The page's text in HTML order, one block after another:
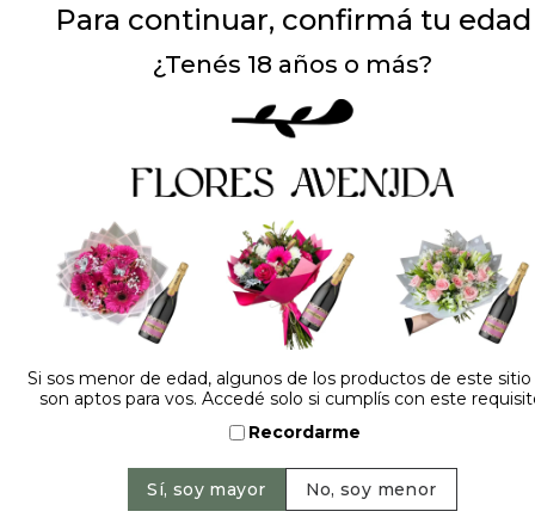
Dejá tu opinión
NOMBRE
Para continuar, confirmá tu edad
¿Tenés 18 años o más?
Si sos menor de edad, algunos de los productos de este
son aptos para vos. Accedé solo si cumplís con este
Recordarme